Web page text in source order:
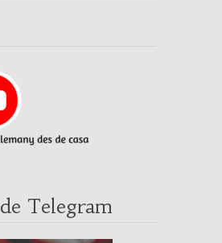
Telegram